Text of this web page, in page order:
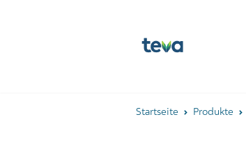
Startseite Produkte